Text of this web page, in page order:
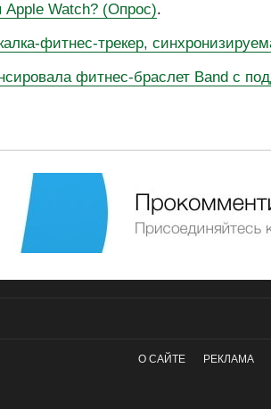
Apple Watch? (Опрос).
фитнес-трекер,
фитнес-браслет Band с
О САЙТЕ РЕКЛАМА